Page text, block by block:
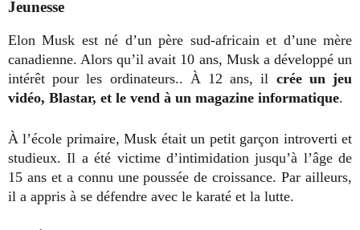
Jeunesse
Elon Musk est né d’un père sud-africain et d’une mère
canadienne. Alors qu’il avait 10 ans, Musk a développé un
intérêt pour les ordinateurs.. À 12 ans, il crée un jeu
vidéo, Blastar, et le vend à un magazine informatique.
À l’école primaire, Musk était un petit garçon introverti et
studieux. Il a été victime d’intimidation jusqu’à l’âge de
15 ans et a connu une poussée de croissance. Par ailleurs,
il a appris à se défendre avec le karaté et la lutte.